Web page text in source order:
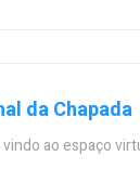
da Chapada
vindo ao espaço